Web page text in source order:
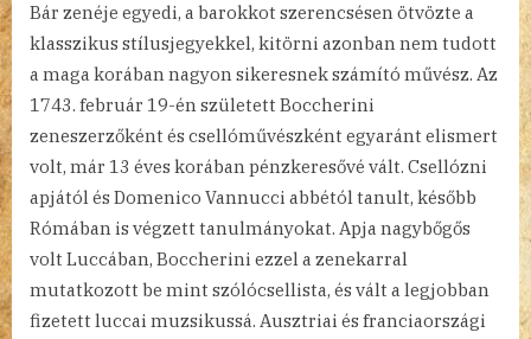
Bár zenéje egyedi, a barokkot szerencsésen ötvözte a
klasszikus stílusjegyekkel, kitörni azonban nem tudott
a maga korában nagyon sikeresnek számító művész. Az
1743. február 19-én született Boccherini
zeneszerzőként és csellóművészként egyaránt elismert
volt, már 13 éves korában pénzkeresővé vált. Csellózni
apjától és Domenico Vannucci abbétól tanult, később
Rómában is végzett tanulmányokat. Apja nagybőgős
volt Luccában, Boccherini ezzel a zenekarral
mutatkozott be mint szólócsellista, és vált a legjobban
fizetett luccai muzsikussá. Ausztriai és franciaországi